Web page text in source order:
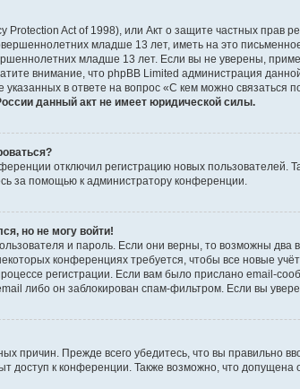
Protection Act of 1998), или Акт о защите частных
младше 13 лет, иметь на это
младше 13 лет. Если вы не уверены,
внимание, что phpBB Limited администрация
в ответе на вопрос «С кем можно связаться
данный акт не имеет юридической силы.
отключил регистрацию новых пользователей.
за помощью к администратору конференции.
но не могу войти!
и пароль. Если они верны, то возможны два
конференциях требуется, чтобы все новые
регистрации. Если вам было прислано email-
либо он заблокирован спам-фильтром. Если вы
причин. Прежде всего убедитесь, что вы правильно
доступ к конференции. Также возможно, что